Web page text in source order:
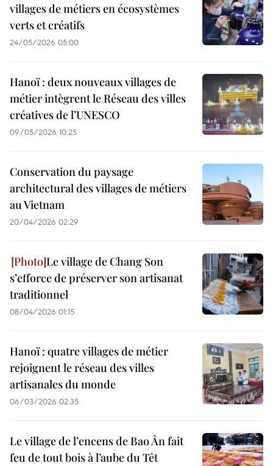
villages de métiers en écosystèmes
verts et créatifs
24/05/2026 05:00
Hanoï : deux nouveaux villages de
métier intègrent le Réseau des villes
créatives de l’UNESCO
09/05/2026 10:25
Conservation du paysage
architectural des villages de métiers
au Vietnam
20/04/2026 02:29
Le village de Chang Son
s’efforce de préserver son artisanat
traditionnel
08/04/2026 01:15
Hanoï : quatre villages de métier
rejoignent le réseau des villes
artisanales du monde
06/03/2026 02:35
Le village de l’encens de Bao Ân fait
feu de tout bois à l’aube du Têt